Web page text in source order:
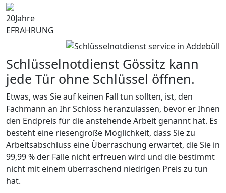
20Jahre
EFRAHRUNG
Schlüsselnotdienst Gössitz kann
jede Tür ohne Schlüssel öffnen.
Etwas, was Sie auf keinen Fall tun sollten, ist, den
Fachmann an Ihr Schloss heranzulassen, bevor er Ihnen
den Endpreis für die anstehende Arbeit genannt hat. Es
besteht eine riesengroße Möglichkeit, dass Sie zu
Arbeitsabschluss eine Überraschung erwartet, die Sie in
99,99 % der Fälle nicht erfreuen wird und die bestimmt
nicht mit einem überraschend niedrigen Preis zu tun
hat.